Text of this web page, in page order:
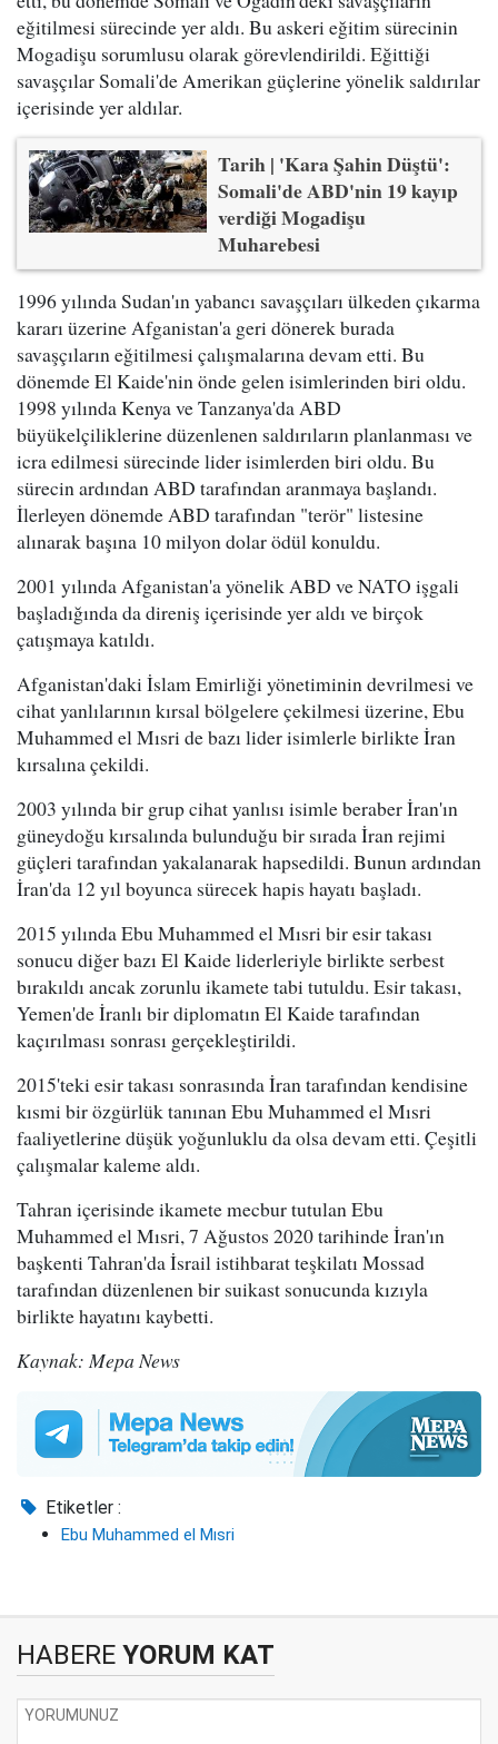
eğitilmesi sürecinde yer aldı. Bu askeri eğitim sürecinin
Mogadişu sorumlusu olarak görevlendirildi. Eğittiği
savaşçılar Somali'de Amerikan güçlerine yönelik saldırılar
içerisinde yer aldılar.
Tarih | 'Kara Şahin Düştü':
Somali'de ABD'nin 19 kayıp
verdiği Mogadişu
Muharebesi
1996 yılında Sudan'ın yabancı savaşçıları ülkeden çıkarma
kararı üzerine Afganistan'a geri dönerek burada
savaşçıların eğitilmesi çalışmalarına devam etti. Bu
dönemde El Kaide'nin önde gelen isimlerinden biri oldu.
1998 yılında Kenya ve Tanzanya'da ABD
büyükelçiliklerine düzenlenen saldırıların planlanması ve
icra edilmesi sürecinde lider isimlerden biri oldu. Bu
sürecin ardından ABD tarafından aranmaya başlandı.
İlerleyen dönemde ABD tarafından "terör" listesine
alınarak başına 10 milyon dolar ödül konuldu.
2001 yılında Afganistan'a yönelik ABD ve NATO işgali
başladığında da direniş içerisinde yer aldı ve birçok
çatışmaya katıldı.
Afganistan'daki İslam Emirliği yönetiminin devrilmesi ve
cihat yanlılarının kırsal bölgelere çekilmesi üzerine, Ebu
Muhammed el Mısri de bazı lider isimlerle birlikte İran
kırsalına çekildi.
2003 yılında bir grup cihat yanlısı isimle beraber İran'ın
güneydoğu kırsalında bulunduğu bir sırada İran rejimi
güçleri tarafından yakalanarak hapsedildi. Bunun ardından
İran'da 12 yıl boyunca sürecek hapis hayatı başladı.
2015 yılında Ebu Muhammed el Mısri bir esir takası
sonucu diğer bazı El Kaide liderleriyle birlikte serbest
bırakıldı ancak zorunlu ikamete tabi tutuldu. Esir takası,
Yemen'de İranlı bir diplomatın El Kaide tarafından
kaçırılması sonrası gerçekleştirildi.
2015'teki esir takası sonrasında İran tarafından kendisine
kısmi bir özgürlük tanınan Ebu Muhammed el Mısri
faaliyetlerine düşük yoğunluklu da olsa devam etti. Çeşitli
çalışmalar kaleme aldı.
Tahran içerisinde ikamete mecbur tutulan Ebu
Muhammed el Mısri, 7 Ağustos 2020 tarihinde İran'ın
başkenti Tahran'da İsrail istihbarat teşkilatı Mossad
tarafından düzenlenen bir suikast sonucunda kızıyla
birlikte hayatını kaybetti.
Kaynak: Mepa News
Etiketler :
Ebu Muhammed el Mısri
HABERE YORUM KAT